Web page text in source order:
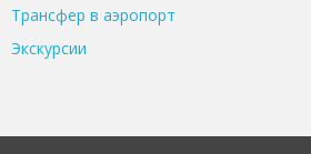
Трансфер в аэропорт
Экскурсии